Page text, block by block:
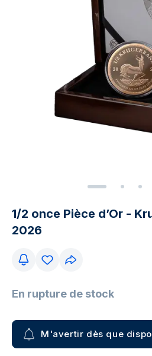
1/2 once Pièce d’Or -
2026
En rupture de stock
M'avertir dès que